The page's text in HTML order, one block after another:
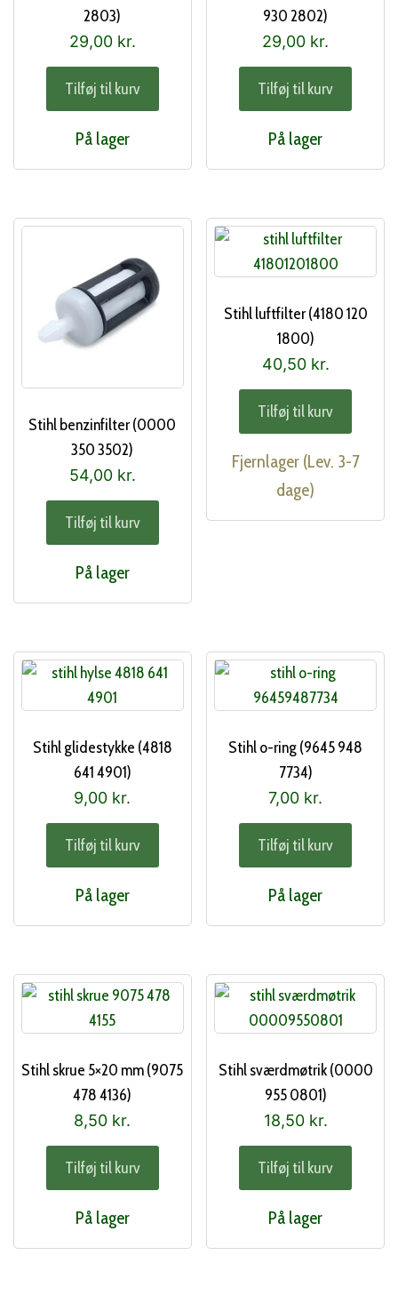
2803)
29,00 kr.
Tilføj til kurv
På lager
930 2802)
29,00 kr.
Tilføj til kurv
På lager
Stihl benzinfilter (0000
350 3502)
54,00 kr.
Tilføj til kurv
På lager
Stihl luftfilter (4180 120
1800)
40,50 kr.
Tilføj til kurv
Fjernlager (Lev. 3-7
dage)
Stihl glidestykke (4818
641 4901)
9,00 kr.
Tilføj til kurv
På lager
Stihl o-ring (9645 948
7734)
7,00 kr.
Tilføj til kurv
På lager
Stihl skrue 5×20 mm (9075
478 4136)
8,50 kr.
Tilføj til kurv
På lager
Stihl sværdmøtrik (0000
955 0801)
18,50 kr.
Tilføj til kurv
På lager